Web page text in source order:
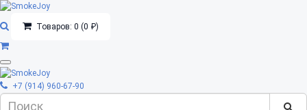
Товаров: 0 (0 ₽)
+7 (914) 960-67-90